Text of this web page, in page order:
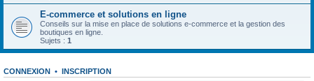
E-commerce et solutions en ligne
Conseils sur la mise en place de solutions e-commerce et la gestion des
boutiques en ligne.
Sujets : 1
CONNEXION • INSCRIPTION